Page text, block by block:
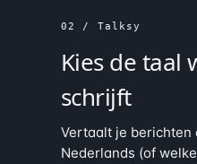
02 / Talksy
Kies de taal
schrijft
Vertaalt je berichten
Nederlands (of